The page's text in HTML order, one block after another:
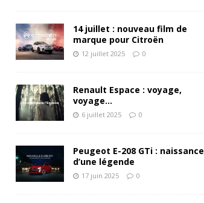
14 juillet : nouveau film de
marque pour Citroën
12 juillet 2025 0
Renault Espace : voyage,
voyage…
6 juillet 2025 0
Peugeot E-208 GTi : naissance
d’une légende
17 juin 2025 0